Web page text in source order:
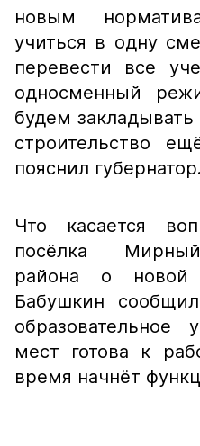
новым
учиться в одну
перевести все
односменный
будем
строительство
пояснил губернатор.
Что касается
посёлка
района о
Бабушкин
мест готова к
время начнёт